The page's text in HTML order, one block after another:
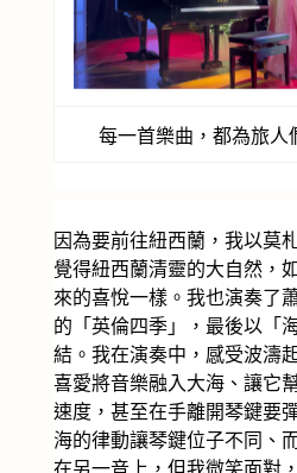
每一首樂曲，都為旅人
因為要前往紐西蘭，我以莫
覺得紐西蘭清靈的大自然，
來的喜悅一樣。我也演奏了
的「英倫四季」，最後以「
結。我在演奏中，感受波濤
喜愛將音樂融入大海、讓它
速度，甚至在手離開琴鍵要
海的律動讓琴鍵位子不同、